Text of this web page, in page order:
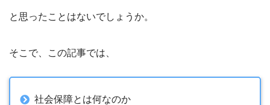
と思ったことはないでしょうか。
そこで、この記事では、
社会保障とは何なのか